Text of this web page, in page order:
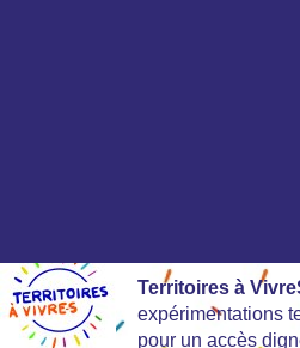
Territoires à
expérimentations
pour un accès